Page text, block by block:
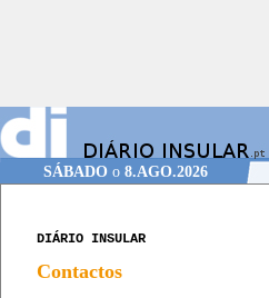
SÁBADOo 8.AGO.2026
DIÁRIO INSULAR
Contactos